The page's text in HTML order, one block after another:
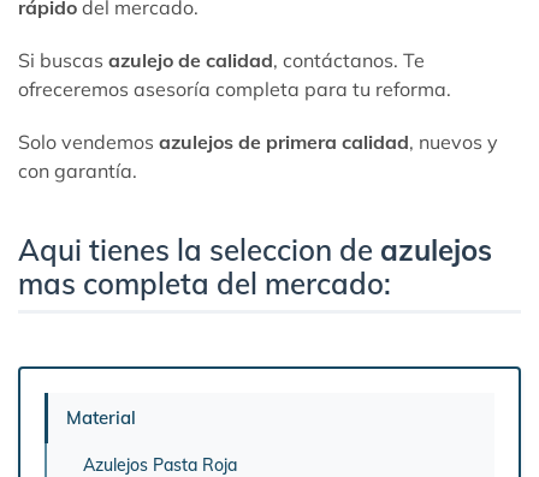
rápido del mercado.
Si buscas azulejo de calidad, contáctanos. Te
ofreceremos asesoría completa para tu reforma.
Solo vendemos azulejos de primera calidad, nuevos y
con garantía.
Aqui tienes la seleccion de azulejos
mas completa del mercado:
Material
Azulejos Pasta Roja